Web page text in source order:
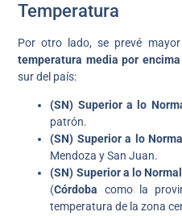
Temperatura
Por otro lado, se prevé
temperatura media por
sur del país:
(SN) Superior a lo
patrón.
(SN) Superior a lo Normal
Mendoza y San Juan.
(SN) Superior a lo Norma
(Córdoba como la
temperatura de la zona